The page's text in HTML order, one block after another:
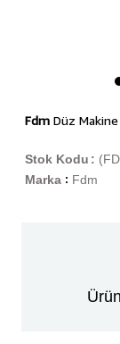
FdmDüz Makine
Stok Kodu
Marka : Fdm